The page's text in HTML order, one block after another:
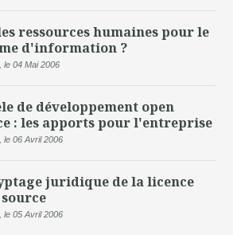
ressources humaines pour le
d'information ?
,le 04 Mai 2006
de développement open
: les apports pour l'entreprise
,le 06 Avril 2006
juridique de la licence
,le 05 Avril 2006